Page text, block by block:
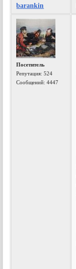
barankin
Посетитель
Репутация:524
Сообщений: 4447